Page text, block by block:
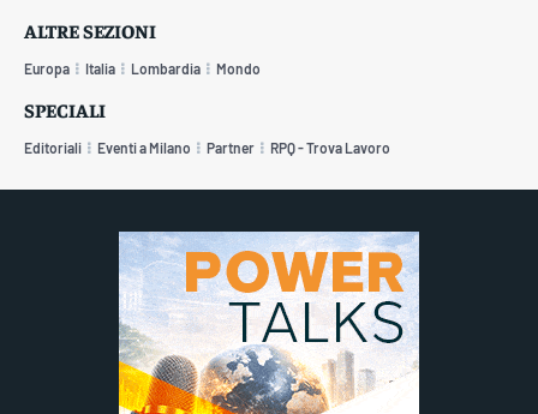
ALTRE SEZIONI
Europa Italia Lombardia Mondo
SPECIALI
Editoriali Eventi a Milano Partner RPQ - Trova Lavoro